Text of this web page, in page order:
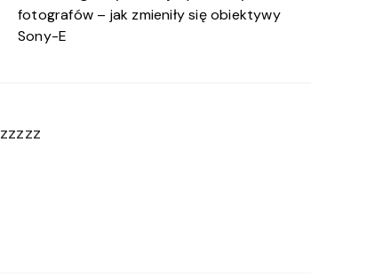
fotografów – jak zmieniły się obiektywy
Sony-E
zzzzz